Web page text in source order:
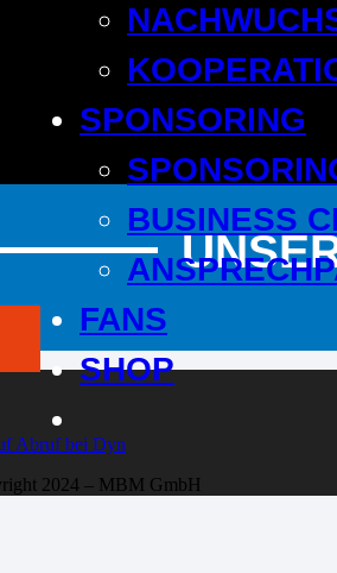
SPONSORING
BUSINESS
FANS
SHOP
Abruf bei Dyn
2024 – MBM GmbH